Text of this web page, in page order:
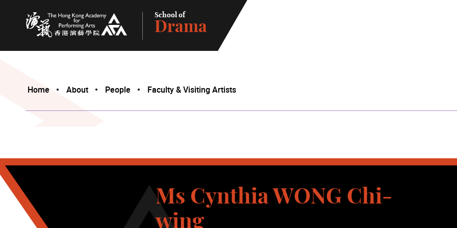
The Hong Kong Academy for Performing Arts
School of
Drama
Home About People Faculty & Visiting Artists
Ms Cynthia WONG Chi-
wing